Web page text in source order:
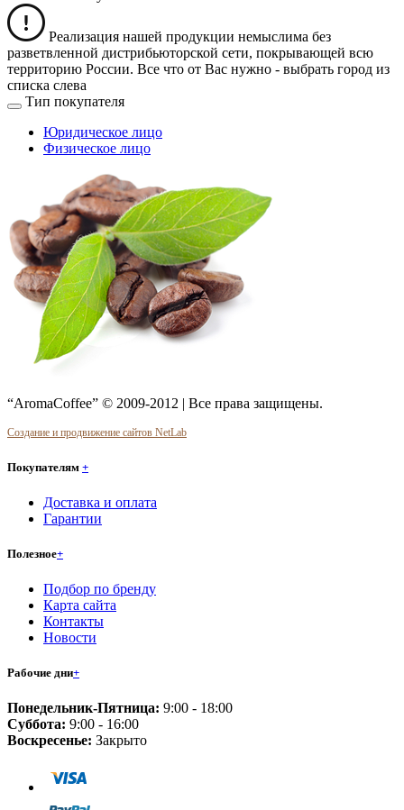
Реализация нашей продукции немыслима без
разветвленной дистрибьюторской сети, покрывающей всю
территорию России. Все что от Вас нужно - выбрать город из
списка слева
Тип покупателя
Юридическое лицо
Физическое лицо
“AromaCoffee” © 2009-2012 | Все права защищены.
Создание и продвижение сайтов NetLab
Покупателям +
Доставка и оплата
Гарантии
Полезное+
Подбор по бренду
Карта сайта
Контакты
Новости
Рабочие дни+
Понедельник-Пятница: 9:00 - 18:00
Суббота: 9:00 - 16:00
Воскресенье: Закрыто